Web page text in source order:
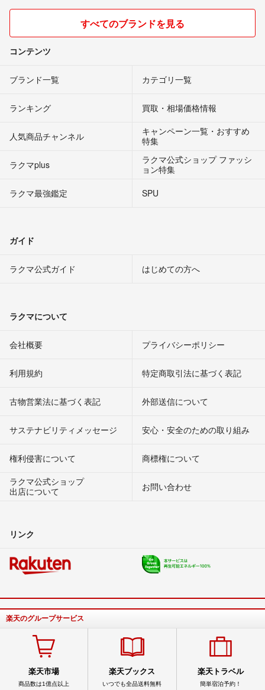
すべてのブランドを見る
コンテンツ
ブランド一覧 カテゴリ一覧
ランキング 買取・相場価格情報
人気商品チャンネル
キャンペーン一覧・おすすめ
特集
ラクマplus
ラクマ公式ショップ ファッシ
ョン特集
ラクマ最強鑑定
SPU
ガイド
ラクマ公式ガイド はじめての方へ
ラクマについて
会社概要 プライバシーポリシー
利用規約 特定商取引法に基づく表記
古物営業法に基づく表記 外部送信について
サステナビリティメッセージ 安心・安全のための取り組み
権利侵害について
商標権について
ラクマ公式ショップ
出店について
お問い合わせ
リンク
楽天のグループサービス
楽天市場
商品数は1億点以上
楽天ブックス
いつでも全品送料無料
楽天トラベル
簡単宿泊予約！